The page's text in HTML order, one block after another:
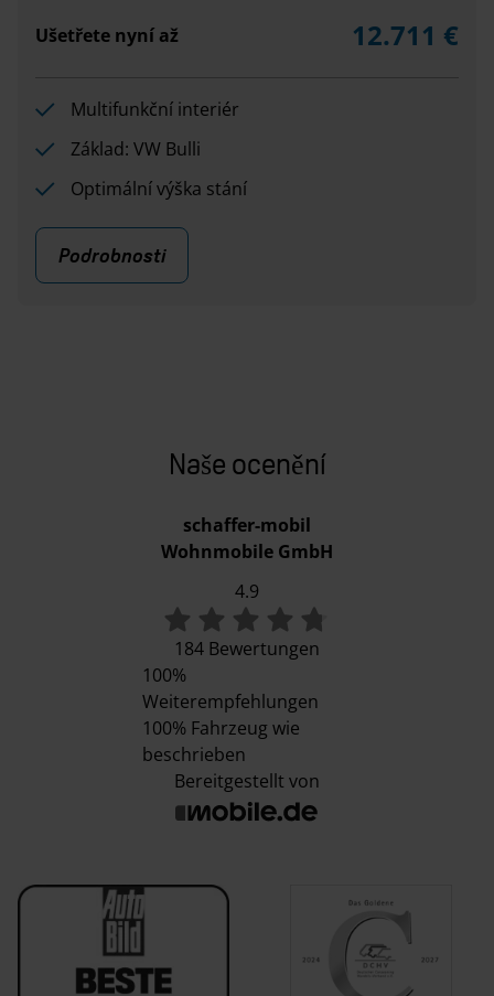
Ušetřete nyní až 12.711 €
Multifunkční interiér
Základ: VW Bulli
Optimální výška stání
Podrobnosti
Naše ocenění
schaffer-mobil
Wohnmobile GmbH
4.9
184 Bewertungen
100%
Weiterempfehlungen
100% Fahrzeug wie
beschrieben
Bereitgestellt von